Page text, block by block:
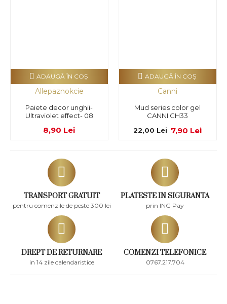
TRANSPORT GRATUIT
pentru comenzile de peste 300 lei
PLATESTE IN SIGURANTA
prin ING Pay
DREPT DE RETURNARE
in 14 zile calendaristice
COMENZI TELEFONICE
0767.217.704
Allepaznokcie
Paiete decor unghii-
Ultraviolet effect- 08
8,90 Lei
ADAUGĂ ÎN COŞ
Canni
Mud series color gel
CANNI CH33
7,90 Lei
22,00 Lei
ADAUGĂ ÎN COŞ